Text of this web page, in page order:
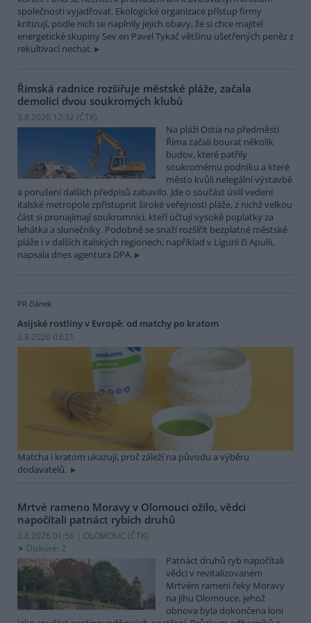
společnosti vyjadřovat. Ekologické organizace přístup firmy
kritizují, podle nich se naplnily jejich obavy, že si chce majitel
energetické skupiny Sev.en Pavel Tykač většinu ušetřených peněz z
rekultivací nechat.
Římská radnice rozšiřuje městské pláže, začala
demolicí dvou soukromých klubů
3.8.2026 12:32 (ČTK)
Na pláži Ostia na předměstí
Říma začali bourat několik
budov, které patřily
soukromému podniku a které
město kvůli nelegální výstavbě
a porušení dalších předpisů zabavilo. Jde o součást úsilí vedení
italské metropole zpřístupnit široké veřejnosti pláže, z nichž velkou
část si pronajímají soukromníci, kteří účtují vysoké poplatky za
lehátka a slunečníky. Podobně se snaží rozšířit bezplatné městské
pláže i v dalších italských regionech, například v Ligurii či Apulii,
napsala dnes agentura DPA.
PR článek
Asijské rostliny v Evropě: od matchy po kratom
3.8.2026 03:21
Matcha i kratom ukazují, proč záleží na původu a výběru
dodavatelů.
Mrtvé rameno Moravy v Olomouci ožilo, vědci
napočítali patnáct rybích druhů
3.8.2026 01:56 | OLOMOUC (ČTK)
Diskuse: 2
Patnáct druhů ryb napočítali
vědci v revitalizovaném
Mrtvém rameni řeky Moravy
na jihu Olomouce, jehož
obnova byla dokončena loni